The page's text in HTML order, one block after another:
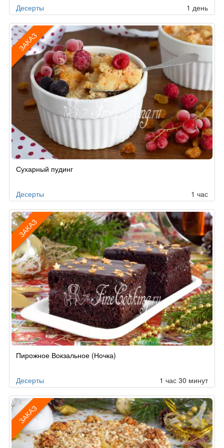
Десерты 1 день
ЗАКАЗ
по
Сухарный пудинг
Десерты 1 час
ЗАКАЗ
поПирожное Вокзальное (Ночка)
Десерты 1 час 30 минут
ЗАКАЗ